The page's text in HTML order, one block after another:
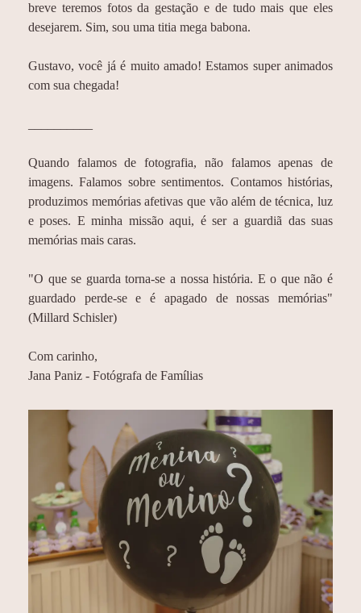
breve teremos fotos da gestação e de tudo mais que eles
desejarem. Sim, sou uma titia mega babona.
Gustavo, você já é muito amado! Estamos super animados
com sua chegada!
Quando falamos de fotografia, não falamos apenas de
imagens. Falamos sobre sentimentos. Contamos histórias,
produzimos memórias afetivas que vão além de técnica, luz
e poses. E minha missão aqui, é ser a guardiã das suas
memórias mais caras.
"O que se guarda torna-se a nossa história. E o que não é
guardado perde-se e é apagado de nossas memórias"
(Millard Schisler)
Com carinho,
Jana Paniz - Fotógrafa de Famílias